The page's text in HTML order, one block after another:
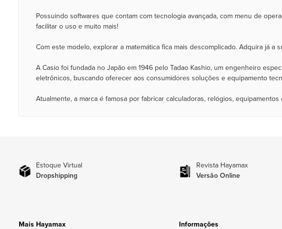
Possuindo softwares que contam com tecnologia avançada, com menu de
facilitar o uso e muito mais!
Com este modelo, explorar a matemática fica mais descomplicado. Adquira já a
A Casio foi fundada no Japão em 1946 pelo Tadao Kashio, um engenheiro
eletrônicos, buscando oferecer aos consumidores soluções e equipamento
Atualmente, a marca é famosa por fabricar calculadoras, relógios,
Estoque Virtual
Dropshipping
Revista Hayamax
Versão Online
Mais Hayamax
Informações